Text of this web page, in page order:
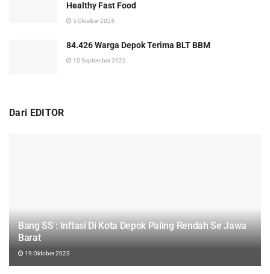
Healthy Fast Food
5 Oktober 2024
84.426 Warga Depok Terima BLT BBM
10 September 2022
Dari EDITOR
Bang SS : Inflasi Di Kota Depok Paling Rendah Se Jawa
Barat
19 Oktober 2023